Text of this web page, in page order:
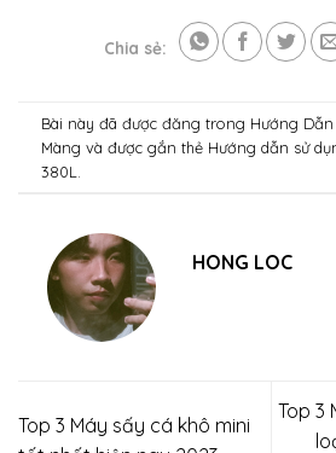
Chia sẻ:
Bài này đã được đăng trong Hướng Dẫn
Màng và được gắn thẻ Hướng dẫn sử
380L
HONG LOC
Top 3 Máy sấy cá khô mini
Top 3